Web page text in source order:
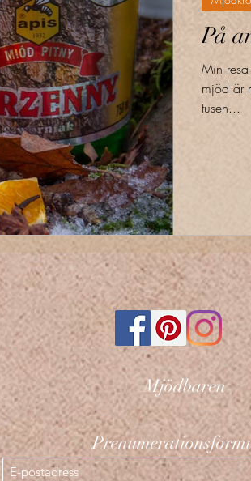
På
Min
mjöd är
tusen...
Mjödbaren